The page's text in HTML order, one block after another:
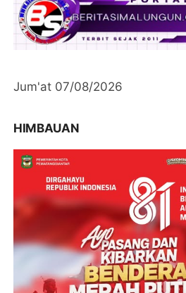
Jum'at 07/08/2026
HIMBAUAN